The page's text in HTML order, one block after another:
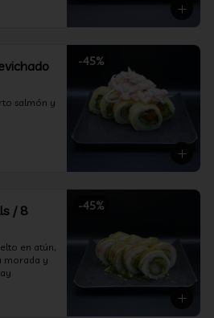
-45%
salmón y
-45%
/ 8
en atún,
morada y